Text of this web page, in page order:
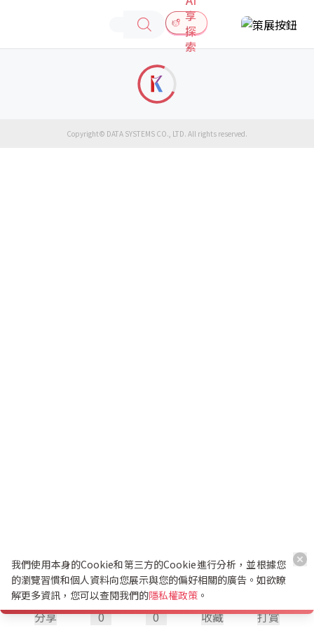
享
探
索
分享 0 0 收藏 打賞
Copyright© DATA SYSTEMS CO., LTD. All rights reserved.
我們使用本身的Cookie和第三方的Cookie進行分析，並根據您
的瀏覽習慣和個人資料向您展示與您的偏好相關的廣告。如欲瞭
解更多資訊，您可以查閱我們的隱私權政策 。